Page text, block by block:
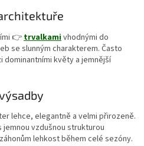
👉 trvalkamivhodnými do
se slunným charakterem. Často
květy a jemnější
lehce, elegantně a velmi přirozeně.
vzdušnou strukturou
lehkost během celé sezóny.